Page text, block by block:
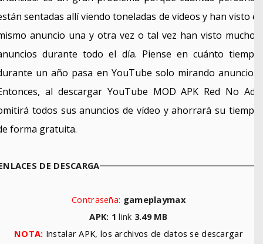
sentadas allí viendo toneladas de videos y han visto el
anuncio una y otra vez o tal vez han visto muchos
durante todo el día. Piense en cuánto tiempo
un año pasa en YouTube solo mirando anuncios.
al descargar YouTube MOD APK Red No Ads
todos sus anuncios de vídeo y ahorrará su tiempo
forma gratuita.
DE DESCARGA
Contraseña: gameplaymax
APK: 1link 3.49MB
NOTA: Instalar APK, los archivos de datos se descargar